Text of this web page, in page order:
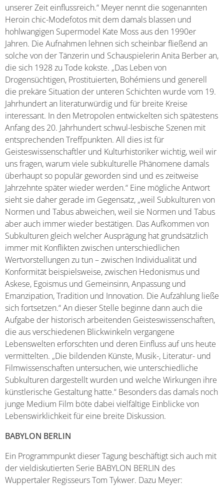
unserer Zeit einflussreich.“ Meyer nennt die sogenannten
Heroin chic-Modefotos mit dem damals blassen und
hohlwangigen Supermodel Kate Moss aus den 1990er
Jahren. Die Aufnahmen lehnen sich scheinbar fließend an
solche von der Tänzerin und Schauspielerin Anita Berber an,
die sich 1928 zu Tode kokste. „Das Leben von
Drogensüchtigen, Prostituierten, Bohémiens und generell
die prekäre Situation der unteren Schichten wurde vom 19.
Jahrhundert an literaturwürdig und für breite Kreise
interessant. In den Metropolen entwickelten sich spätestens
Anfang des 20. Jahrhundert schwul-lesbische Szenen mit
entsprechenden Treffpunkten. All dies ist für
Geisteswissenschaftler und Kulturhistoriker wichtig, weil wir
uns fragen, warum viele subkulturelle Phänomene damals
überhaupt so populär geworden sind und es zeitweise
Jahrzehnte später wieder werden.“ Eine mögliche Antwort
sieht sie daher gerade im Gegensatz, „weil Subkulturen von
Normen und Tabus abweichen, weil sie Normen und Tabus
aber auch immer wieder bestätigen. Das Aufkommen von
Subkulturen gleich welcher Ausprägung hat grundsätzlich
immer mit Konflikten zwischen unterschiedlichen
Wertvorstellungen zu tun – zwischen Individualität und
Konformität beispielsweise, zwischen Hedonismus und
Askese, Egoismus und Gemeinsinn, Anpassung und
Emanzipation, Tradition und Innovation. Die Aufzählung ließe
sich fortsetzen.“ An dieser Stelle beginne dann auch die
Aufgabe der historisch arbeitenden Geisteswissenschaften,
die aus verschiedenen Blickwinkeln vergangene
Lebenswelten erforschten und deren Einfluss auf uns heute
vermittelten. „Die bildenden Künste, Musik-, Literatur- und
Filmwissenschaften untersuchen, wie unterschiedliche
Subkulturen dargestellt wurden und welche Wirkungen ihre
künstlerische Gestaltung hatte.“ Besonders das damals noch
junge Medium Film böte dabei vielfältige Einblicke von
Lebenswirklichkeit für eine breite Diskussion.
BABYLON BERLIN
Ein Programmpunkt dieser Tagung beschäftigt sich auch mit
der vieldiskutierten Serie BABYLON BERLIN des
Wuppertaler Regisseurs Tom Tykwer. Dazu Meyer: